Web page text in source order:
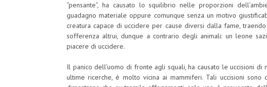
“pensante”, ha causato lo squilibrio nelle proporzioni
guadagno materiale oppure comunque senza un motivo
creatura capace di uccidere per cause diversi dalla fame,
sofferenza altrui, dunque a contrario degli animali: un leone
piacere di uccidere.
Il panico dell’uomo di fronte agli squali, ha causato le uccisioni di
ultime ricerche, è molto vicina ai mammiferi. Tali uccisioni sono